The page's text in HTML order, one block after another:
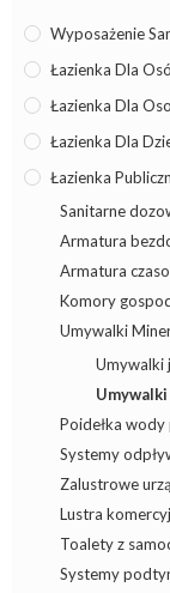
Wyposażenie
Łazienka Dla
Łazienka Dla
Łazienka Dla
Łazienka
Sanitarne
Armatura
Armatura
Komory
Umywalki
Umywalki
Poidełka
Systemy
Zalustrowe
Lustra
Toalety z
Systemy